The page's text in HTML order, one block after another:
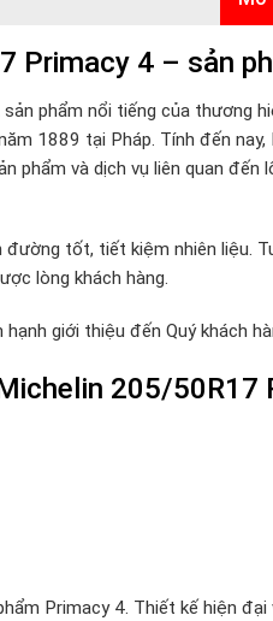
Primacy 4 – sản
phẩm nổi tiếng của thương
1889 tại Pháp. Tính đến
phẩm và dịch vụ liên quan
tốt, tiết kiệm nhiên liệu.
lòng khách hàng.
giới thiệu đến Quý khách
205/50R17
Primacy 4. Thiết kế hiện